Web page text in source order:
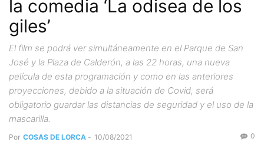
la comedia ‘La odisea de los
giles’
El film se podrá ver simultáneamente en el Parque de San
José y la Plaza de Calderón, a las 22 horas, una nueva
película de esta programación y como en las anteriores
proyecciones, debido a la situación de Covid, será
obligatorio guardar las distancias de seguridad y el uso de la
mascarilla.
Por COSAS DE LORCA - 10/08/2021 0